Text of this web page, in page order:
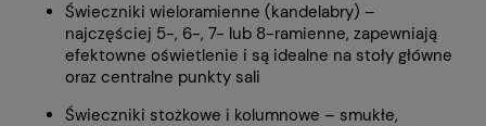
Świeczniki wieloramienne (kandelabry) –
najczęściej 5-, 6-, 7- lub 8-ramienne, zapewniają
efektowne oświetlenie i są idealne na stoły główne
oraz centralne punkty sali
Świeczniki stożkowe i kolumnowe – smukłe,